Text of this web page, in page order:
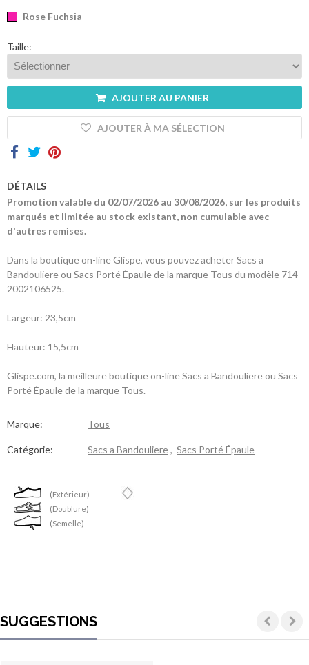
Rose Fuchsia
Taille:
AJOUTER AU PANIER
AJOUTER À MA SÉLECTION
DÉTAILS
Promotion valable du 02/07/2026 au 30/08/2026, sur les produits
marqués et limitée au stock existant, non cumulable avec
d'autres remises.
Dans la boutique on-line Glispe, vous pouvez acheter Sacs a
Bandouliere ou Sacs Porté Épaule de la marque Tous du modèle 714
2002106525.
Largeur: 23,5cm
Hauteur: 15,5cm
Glispe.com, la meilleure boutique on-line Sacs a Bandouliere ou Sacs
Porté Épaule de la marque Tous.
Marque: Tous
Catégorie: Sacs a Bandouliere, Sacs Porté Épaule
(Extérieur)
(Doublure)
(Semelle)
SUGGESTIONS